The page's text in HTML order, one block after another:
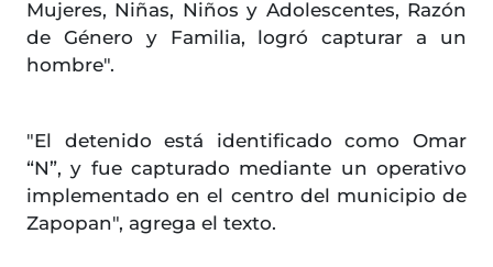
Mujeres, Niñas, Niños y Adolescentes, Razón
de Género y Familia, logró capturar a un
hombre".
"El detenido está identificado como Omar
“N”, y fue capturado mediante un operativo
implementado en el centro del municipio de
Zapopan", agrega el texto.